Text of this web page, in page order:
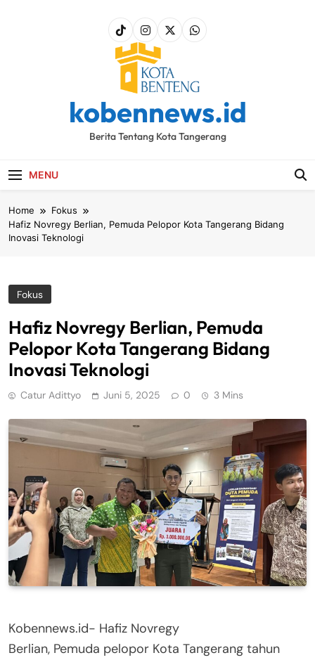
kobennews.id
Berita Tentang Kota Tangerang
MENU
Home
Fokus
Hafiz Novregy Berlian, Pemuda Pelopor Kota Tangerang Bidang
Inovasi Teknologi
Fokus
Hafiz Novregy Berlian, Pemuda
Pelopor Kota Tangerang Bidang
Inovasi Teknologi
Catur Adittyo Juni 5, 2025 0 3 Mins
Kobennews.id- Hafiz Novregy
Berlian, Pemuda pelopor Kota Tangerang tahun